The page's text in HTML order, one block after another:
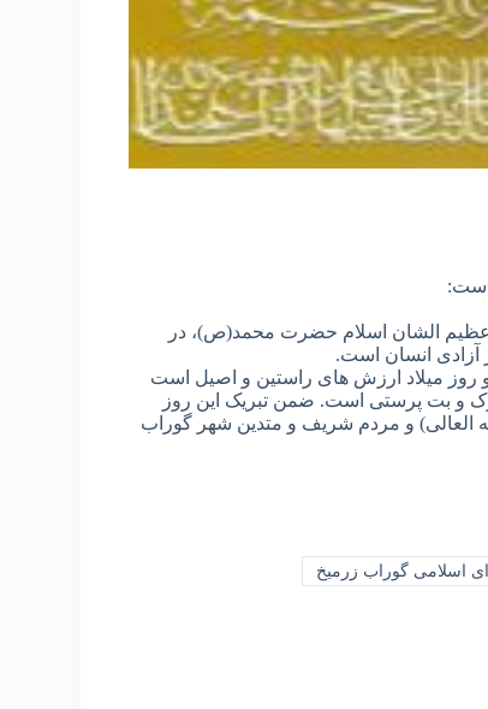
است:
عظیم الشان اسلام حضرت محمد(ص)، در
انسان است.
روز میلاد ارزش های راستین و اصیل است
و بت پرستی است. ضمن تبریک این روز
و مردم شریف و متدین شهر گوراب
اسلامی گوراب زرمیخ